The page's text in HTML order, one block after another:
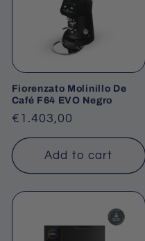
Fiorenzato Molinillo De
Café F64 EVO Negro
Regular
price
€1.403,00
Add to cart